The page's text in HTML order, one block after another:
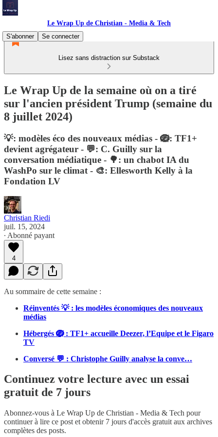
Le Wrap Up de Christian - Media & Tech
S'abonner
Se connecter
Lisez sans distraction sur Substack
Le Wrap Up de la semaine où on a tiré
sur l'ancien président Trump (semaine du
8 juillet 2024)
💡: modèles éco des nouveaux médias - 🪺: TF1+
devient agrégateur - 💬: C. Guilly sur la
conversation médiatique - 🌳: un chabot IA du
WashPo sur le climat - 🎨: Ellesworth Kelly à la
Fondation LV
Christian Riedi
juil. 15, 2024
∙ Abonné payant
4
Au sommaire de cette semaine :
Réinventés 💡 : les modèles économiques des nouveaux
médias
Hébergés 🪺 : TF1+ accueille Deezer, l’Equipe et le Figaro
TV
Conversé 💬 : Christophe Guilly analyse la conve…
Continuez votre lecture avec un essai
gratuit de 7 jours
Abonnez-vous à Le Wrap Up de Christian - Media & Tech pour
continuer à lire ce post et obtenir 7 jours d'accès gratuit aux archives
complètes des posts.